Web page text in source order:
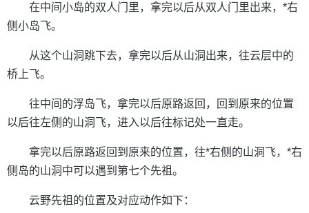
在中间小岛的双人门里，拿完以后从双人门里出来，*右
侧小岛飞。
从这个山洞跳下去，拿完以后从山洞出来，往云层中的
桥上飞。
往中间的浮岛飞，拿完以后原路返回，回到原来的位置
以后往左侧的山洞飞，进入以后往标记处一直走。
拿完以后原路返回到原来的位置，往*右侧的山洞飞，*右
侧岛的山洞中可以遇到第七个先祖。
云野先祖的位置及对应动作如下：